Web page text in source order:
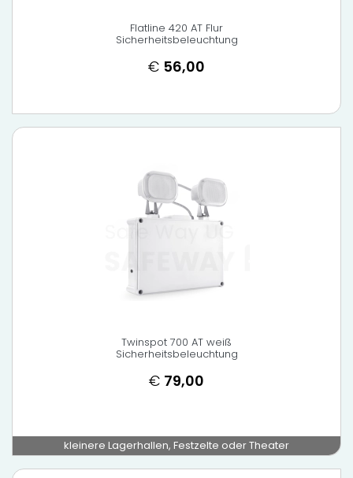
Flatline 420 AT Flur
Sicherheitsbeleuchtung
€ 56,00
Twinspot 700 AT weiß
Sicherheitsbeleuchtung
€ 79,00
kleinere Lagerhallen, Festzelte oder Theater